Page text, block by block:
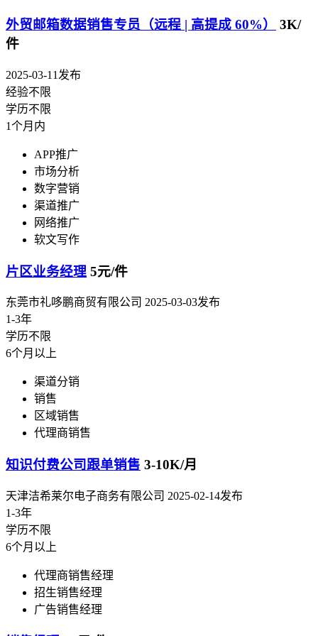
外贸邮箱数据销售专员（远程 | 高提成 60%）
3K/
件
2025-03-11发布
经验不限
学历不限
1个月内
APP推广
市场分析
数字营销
渠道推广
网络推广
软文写作
片区业务经理 5元/件
东莞市礼哆鹏商贸有限公司 2025-03-03发布
1-3年
学历不限
6个月以上
渠道分销
销售
区域销售
代理商销售
知识付费公司跟单销售 3-10K/月
天津洁希莱尔电子商务有限公司 2025-02-14发布
1-3年
学历不限
6个月以上
代理商销售经理
招生销售经理
广告销售经理